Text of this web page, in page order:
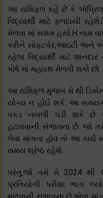
આ રાશિફળ કહે છે કે એપ્રિલ
વિદ્યાર્થી માટે ફળદાયી
મેળવા માં સક્ષમ હસો.H નામ
કરીને સોફ્ટવેર,આઇટી અને
રહેલા વિદ્યાર્થી માટે
કોર્ષ માં મહારથ મેળવી શકો છો.
આ રાશિફળ મુજબ મે થી
યોગ્ય ન હોઈ શકે. આ
પકડ નબળી પડી શકે છે
હટાવવાની સંભાવના છે. જો
લેવા માંગતા હોવ તો આ
સમય શ્રેષ્ઠ રહેશે.
પરંતુ,જો તમે મે 2024 થી
પ્રતિયોગી પરીક્ષા ભાગ